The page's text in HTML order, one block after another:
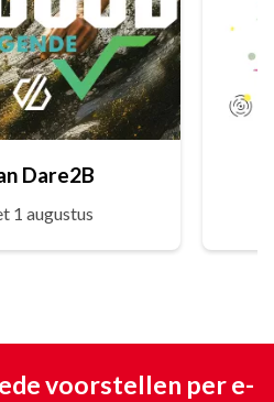
Dare2B
1 augustus
voorstellen per e-